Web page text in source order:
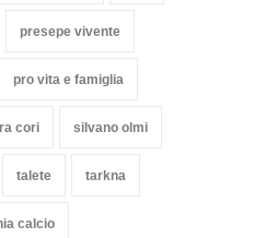
presepe vivente
pro vita e famiglia
cori silvano olmi
talete tarkna
calcio